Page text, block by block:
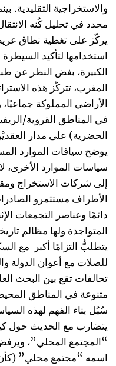
والاستخراجية التقليدية.
محدد في تحليل كُنه
يركّز على تغطية نطاق
استخدامها لتأكيد
الكبيرة، بغض النظر عن
المغرب، تتركّز هذه
الأراضي المملوكة
في المناطق القروية/
الحضرية) على مدار
يوضح سياقات الموارد
سياسات الموارد الأخرى،
إلى شركات الاستخراج
الأطراف مستثمرو
دائمًا وعناصر التجمعات
المتواجدة ولها مظالم
يتطلبُّ التزامًا أكبر مع
للصلات مع أعوان الدولة
تحالفات تقع بين البحث
متنوعة في المناطق
سُبُل بناء الفهم لهذه
يتضارب مع الحديث حول
“المجتمع المحلي”،
اسمه “مجتمع محلي” (كأن